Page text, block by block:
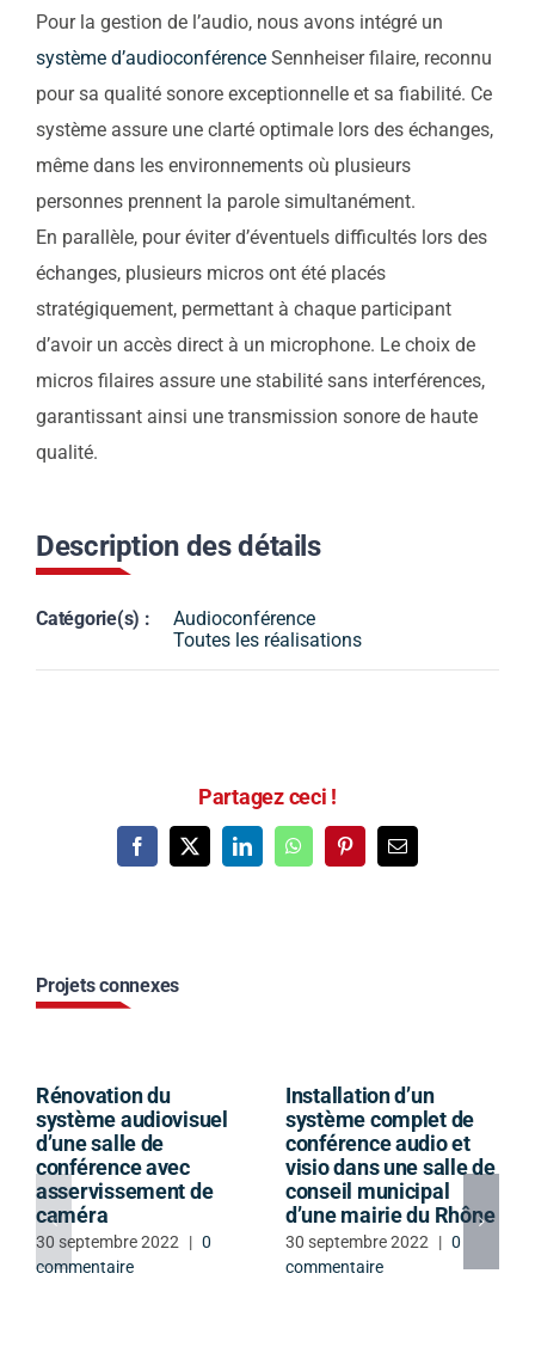
Pour la gestion de l’audio, nous avons intégré un
système d’audioconférence Sennheiser filaire, reconnu
pour sa qualité sonore exceptionnelle et sa fiabilité. Ce
système assure une clarté optimale lors des échanges,
même dans les environnements où plusieurs
personnes prennent la parole simultanément.
En parallèle, pour éviter d’éventuels difficultés lors des
échanges, plusieurs micros ont été placés
stratégiquement, permettant à chaque participant
d’avoir un accès direct à un microphone. Le choix de
micros filaires assure une stabilité sans interférences,
garantissant ainsi une transmission sonore de haute
qualité.
Description des détails
Catégorie(s) :
Audioconférence
Toutes les réalisations
Partagez ceci !
Facebook
X LinkedInWhatsAppPinterestEmail
Projets connexes
Rénovation du
système audiovisuel
d’une salle de
conférence avec
asservissement de
caméra
30 septembre 2022 | 0
commentaire
Installation d’un
système complet de
conférence audio et
visio dans une salle de
conseil municipal
d’une mairie du Rhône
30 septembre 2022 | 0
commentaire
Nous vous
recontacterons